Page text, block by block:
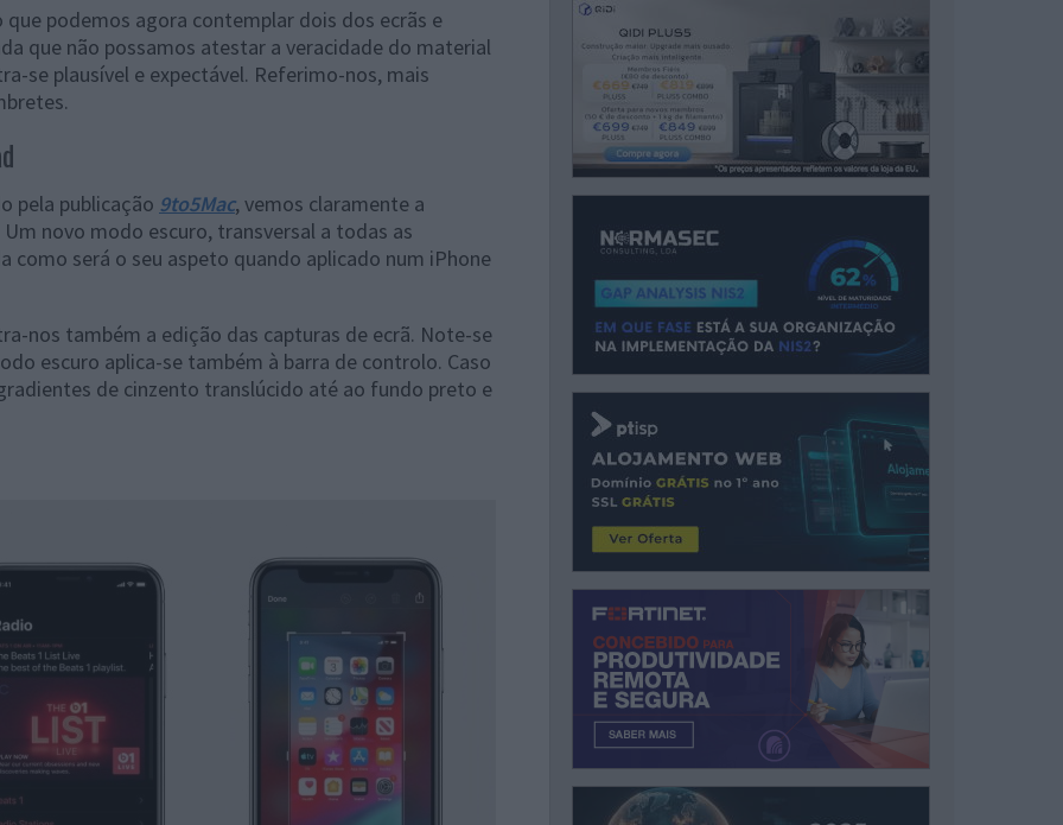
podemos agora contemplar dois dos ecrãs e
que não possamos atestar a veracidade do material
se plausível e expectável. Referimo-nos, mais
pela publicação 9to5Mac, vemos claramente a
Um novo modo escuro, transversal a todas as
como será o seu aspeto quando aplicado num iPhone
nos também a edição das capturas de ecrã. Note-se
escuro aplica-se também à barra de controlo. Caso
de cinzento translúcido até ao fundo preto e